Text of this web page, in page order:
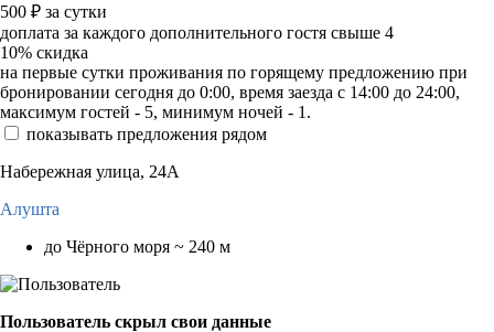
500 ₽ за сутки
доплата за каждого дополнительного гостя свыше 4
10% скидка
на первые сутки проживания по горящему предложению при
бронировании сегодня до 0:00, время заезда с 14:00 до 24:00,
максимум гостей - 5, минимум ночей - 1.
показывать предложения рядом
Набережная улица, 24А
Алушта
до Чёрного моря ~ 240 м
Пользователь скрыл свои данные